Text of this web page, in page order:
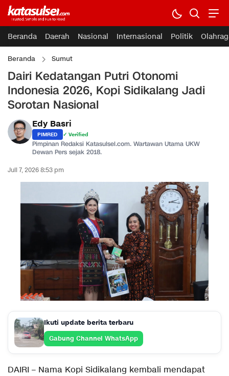
Beranda Daerah Nasional Internasional Politik
Beranda Sumut
Dairi Kedatangan Putri Otonomi
Indonesia 2026, Kopi Sidikalang Jadi
Sorotan Nasional
Edy Basri
PIMRED ✓ Verified
Pimpinan Redaksi Katasulsel.com. Wartawan Utama UKW
Dewan Pers sejak 2018.
Juli 7, 2026 8:53 pm
Ikuti update berita terbaru
Gabung Channel WhatsApp
DAIRI – Nama Kopi Sidikalang kembali mendapat